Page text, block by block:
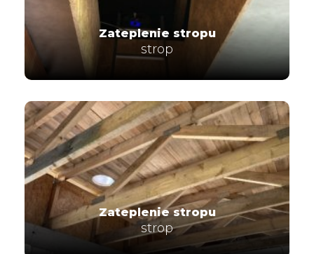
Zateplenie stropu
strop
Zateplenie stropu
strop